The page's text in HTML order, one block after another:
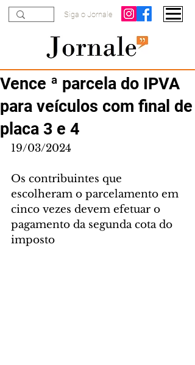
Siga o Jornale
Vence ª parcela do IPVA
para veículos com final de
placa 3 e 4
19/03/2024
Os contribuintes que
escolheram o parcelamento em
cinco vezes devem efetuar o
pagamento da segunda cota do
imposto